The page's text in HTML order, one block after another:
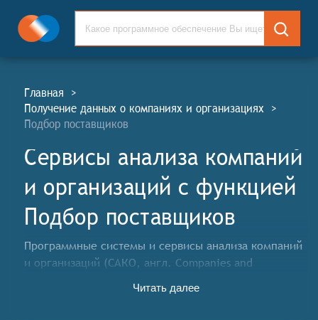
Главная >
Получение данных о компаниях и организациях
>
Подбор поставщиков
Сервисы анализа компаний
и организаций c функцией
Подбор поставщиков
Программные системы и сервисы анализа компаний
и организаций (САКО, англ. Companies and
собой средства аналитики участников рынка,
Читать далее